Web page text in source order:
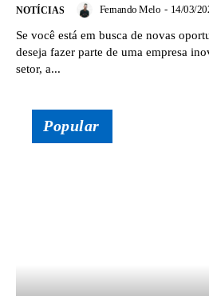
NOTÍCIAS Fernando Melo - 14/03/
Se você está em busca de novas
deseja fazer parte de uma empresa
setor, a...
Popular